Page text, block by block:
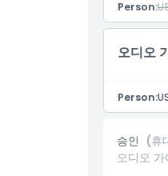
운영 시간
복장 규정
Person:
오디오
Person:
승인 (휴
오디오